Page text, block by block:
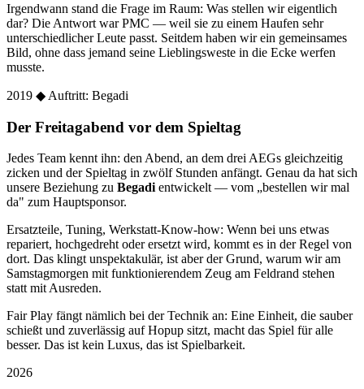
Irgendwann stand die Frage im Raum: Was stellen wir eigentlich
dar? Die Antwort war PMC — weil sie zu einem Haufen sehr
unterschiedlicher Leute passt. Seitdem haben wir ein gemeinsames
Bild, ohne dass jemand seine Lieblingsweste in die Ecke werfen
musste.
2019 ◆ Auftritt: Begadi
Der Freitagabend vor dem Spieltag
Jedes Team kennt ihn: den Abend, an dem drei AEGs gleichzeitig
zicken und der Spieltag in zwölf Stunden anfängt. Genau da hat sich
unsere Beziehung zu Begadientwickelt — vom „bestellen wir mal
da" zum Hauptsponsor.
Ersatzteile, Tuning, Werkstatt-Know-how: Wenn bei uns etwas
repariert, hochgedreht oder ersetzt wird, kommt es in der Regel von
dort. Das klingt unspektakulär, ist aber der Grund, warum wir am
Samstagmorgen mit funktionierendem Zeug am Feldrand stehen
statt mit Ausreden.
Fair Play fängt nämlich bei der Technik an: Eine Einheit, die sauber
schießt und zuverlässig auf Hopup sitzt, macht das Spiel für alle
besser. Das ist kein Luxus, das ist Spielbarkeit.
2026